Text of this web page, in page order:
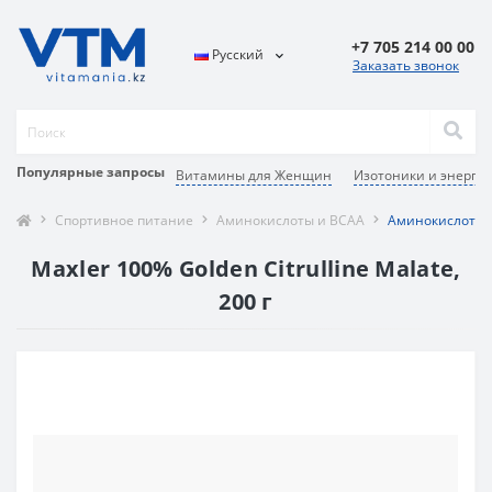
Популярные запросы Витамины для Женщин Изотоники и
Русский +7 705 214 00 00
Заказать звонок
Спортивное питание Аминокислоты и BCAA
Maxler 100% Golden Citrulline Malate,
200 г